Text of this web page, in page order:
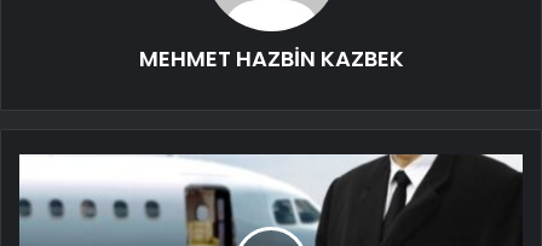
MEHMET HAZBİN KAZBEK